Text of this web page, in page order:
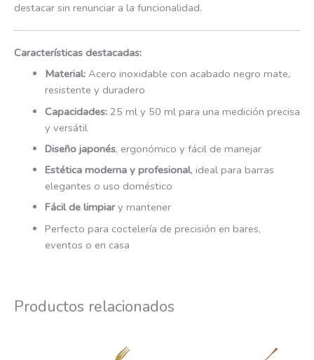
destacar sin renunciar a la funcionalidad.
Características destacadas:
Material:Acero inoxidable con acabado negro mate,
resistente y duradero
Capacidades:25 ml y 50 ml para una medición precisa
y versátil
Diseño japonés, ergonómico y fácil de manejar
Estética moderna y profesional, ideal para barras
elegantes o uso doméstico
Fácil de limpiary mantener
Perfecto para coctelería de precisión en bares,
eventos o en casa
Productos relacionados